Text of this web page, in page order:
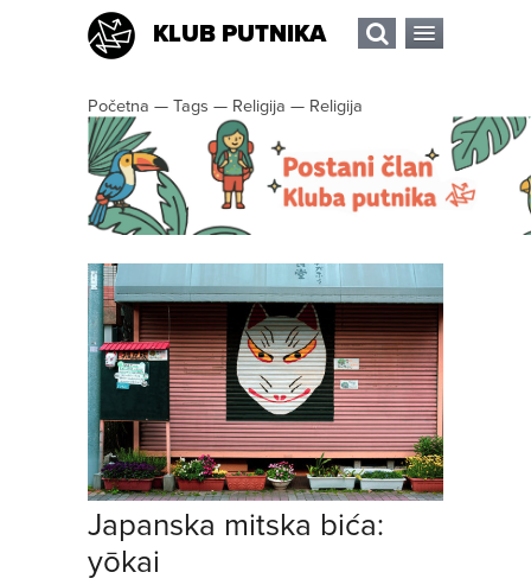
KLUB PUTNIKA
Početna — Tags — Religija — Religija
Japanska mitska bića:
yōkai